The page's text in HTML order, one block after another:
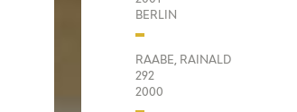
BERLIN
RAABE, RAINALD
292
2000